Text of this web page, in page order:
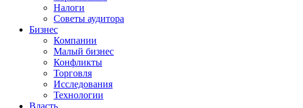
Налоги
Советы аудитора
Бизнес
Компании
Малый бизнес
Конфликты
Торговля
Исследования
Технологии
Власть